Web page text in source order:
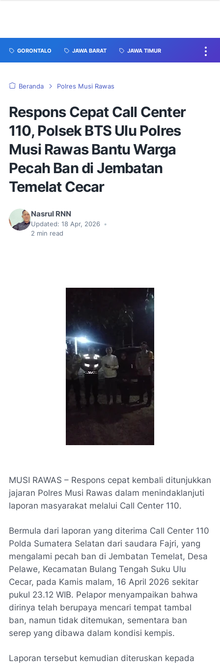
GORONTALO JAWA BARAT JAWA TIMUR
Beranda Polres Musi Rawas
Respons Cepat Call Center
110, Polsek BTS Ulu Polres
Musi Rawas Bantu Warga
Pecah Ban di Jembatan
Temelat Cecar
Nasrul RNN
Updated: 18 Apr, 2026 •
2 min read
MUSI RAWAS – Respons cepat kembali ditunjukkan
jajaran Polres Musi Rawas dalam menindaklanjuti
laporan masyarakat melalui Call Center 110.
Bermula dari laporan yang diterima Call Center 110
Polda Sumatera Selatan dari saudara Fajri, yang
mengalami pecah ban di Jembatan Temelat, Desa
Pelawe, Kecamatan Bulang Tengah Suku Ulu
Cecar, pada Kamis malam, 16 April 2026 sekitar
pukul 23.12 WIB. Pelapor menyampaikan bahwa
dirinya telah berupaya mencari tempat tambal
ban, namun tidak ditemukan, sementara ban
serep yang dibawa dalam kondisi kempis.
Laporan tersebut kemudian diteruskan kepada